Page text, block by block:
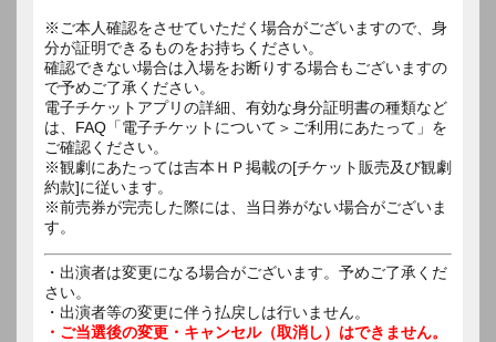
※ご本人確認をさせていただく場合がございますので、身
分が証明できるものをお持ちください。
確認できない場合は入場をお断りする場合もございますの
で予めご了承ください。
電子チケットアプリの詳細、有効な身分証明書の種類など
は、FAQ「電子チケットについて＞ご利用にあたって」を
ご確認ください。
※観劇にあたっては吉本ＨＰ掲載の[チケット販売及び観劇
約款]に従います。
※前売券が完売した際には、当日券がない場合がございま
す。
・出演者は変更になる場合がございます。予めご了承くだ
さい。
・出演者等の変更に伴う払戻しは行いません。
・ご当選後の変更・キャンセル（取消し）はできません。